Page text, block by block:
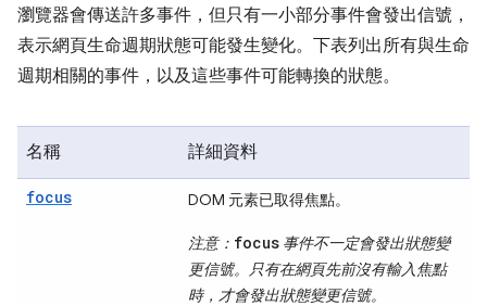
瀏覽器會傳送許多事件，但只有一小部分事件會發出信號，
表示網頁生命週期狀態可能發生變化。下表列出所有與生命
週期相關的事件，以及這些事件可能轉換的狀態。
名稱 詳細資料
focus DOM 元素已取得焦點。
注意： focus 事件不一定會發出狀態變
更信號。只有在網頁先前沒有輸入焦點
時，才會發出狀態變更信號。